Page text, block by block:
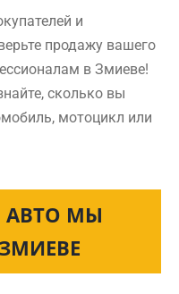
и
продажу вашего
в Змиеве!
сколько вы
мотоцикл или
АВТО МЫ